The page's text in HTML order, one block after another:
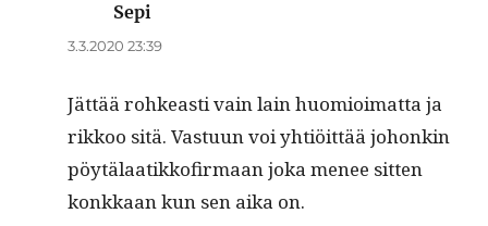
Sepi
3.3.2020 23:39
Jät­tää rohkeasti vain lain huomioimat­ta ja
rikkoo sitä. Vas­tu­un voi yhtiöit­tää johonkin
pöytälaatikkofir­maan joka menee sit­ten
konkkaan kun sen aika on.